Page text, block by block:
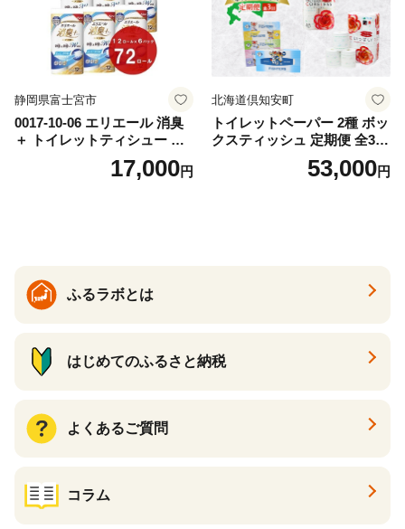
静岡県富士宮市
0017-10-06 エリエール 消臭
＋ トイレットティシュー し
っかり香るフレッシュクリア
の香り ダブル 12ロール×6パ
17,000円
北海道倶知安町
トイレットペーパー 2種 ボッ
クスティッシュ 定期便 全3
回 日本製 まとめ買い 防災
常備品 日用雑貨 消耗品 生活
53,000円
ふるラボとは
はじめてのふるさと納税
よくあるご質問
コラム